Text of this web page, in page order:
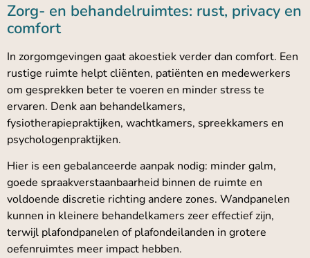
Zorg- en behandelruimtes: rust, privacy en
comfort
In zorgomgevingen gaat akoestiek verder dan comfort. Een
rustige ruimte helpt cliënten, patiënten en medewerkers
om gesprekken beter te voeren en minder stress te
ervaren. Denk aan behandelkamers,
fysiotherapiepraktijken, wachtkamers, spreekkamers en
psychologenpraktijken.
Hier is een gebalanceerde aanpak nodig: minder galm,
goede spraakverstaanbaarheid binnen de ruimte en
voldoende discretie richting andere zones. Wandpanelen
kunnen in kleinere behandelkamers zeer effectief zijn,
terwijl plafondpanelen of plafondeilanden in grotere
oefenruimtes meer impact hebben.